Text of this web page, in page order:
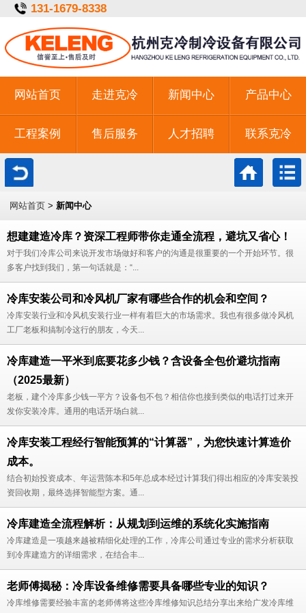
131-1679-8338
网站首页 走进克冷 新闻中心 产品中心
工程案例 售后服务 人才招聘 联系克冷
一键拨号
网站首页 > 新闻中心
想建建造冷库？资深工程师带你走通全流程，避坑又省心！
对于我们冷库公司来说开发市场做好和客户的沟通是很重要的一个开始环节。很
多客户找到我们，第一句话就是：“...
冷库安装公司和冷风机厂家有哪些合作的机会和空间？
冷库安装行业和冷风机安装行业一样有着巨大的市场需求。我也有很多做冷风机
工厂老板和搞制冷这行的朋友，今天...
冷库建造一平米到底要花多少钱？含设备全包价避坑指南
（2025最新）
老板，建个冷库多少钱一平方？设备包不包？相信你也接到类似的电话打过来开
发你安装冷库。通用的电话开场白就...
冷库安装工程经行智能预算的“计算器”，为您快速计算造价
成本。
结合初始投资成本、年运营陈本和5年总成本经过计算我们得出相应的冷库安装投
资回收期，最终选择智能型方案。通...
冷库建造全流程解析：从规划到运维的系统化实施指南
冷库建造是一项越来越被精细化处理的工作，冷库公司通过专业的需求分析获取
到冷库建造方的详细需求，在结合丰...
老师傅揭秘：冷库设备维修需要具备哪些专业的知识？
冷库维修需要经验丰富的老师傅将这些冷库维修知识总结分享出来给广发冷库维